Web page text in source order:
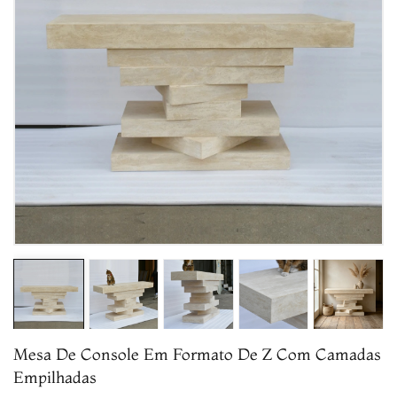
Mesa De Console Em Formato De Z Com Camadas
Empilhadas